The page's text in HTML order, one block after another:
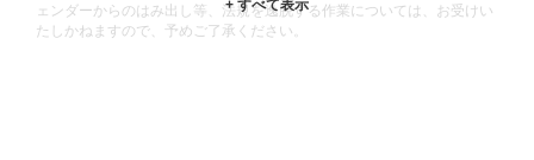
ェンダーからのはみ出し等、法規を逸脱する作業については、お受けい
たしかねますので、予めご了承ください。